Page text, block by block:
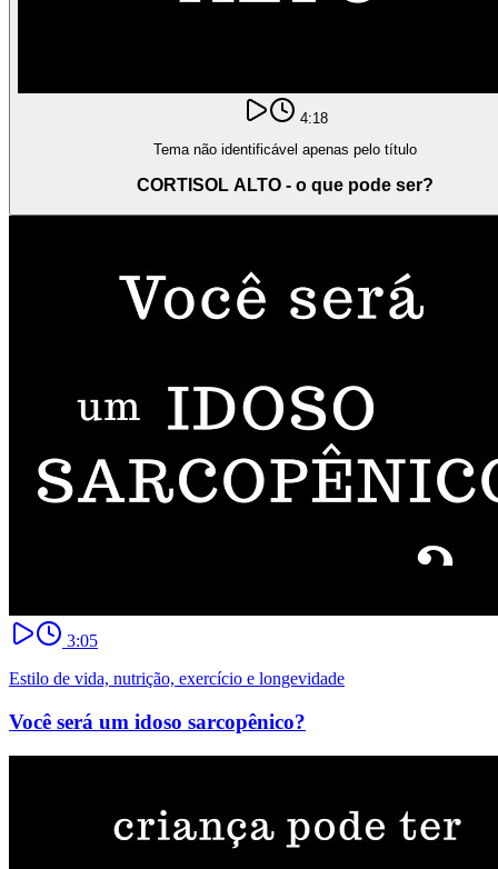
4:18
Tema não identificável apenas pelo título
CORTISOL ALTO - o que pode ser?
3:05
Estilo de vida, nutrição, exercício e longevidade
Você será um idoso sarcopênico?